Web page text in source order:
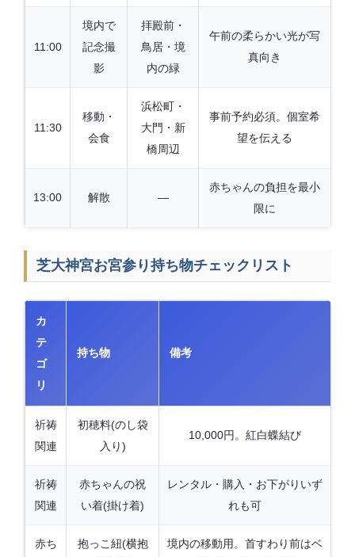
11:00
境内で
記念撮
影
拝殿前・
鳥居・境
内の緑
午前の柔らかい光が写
真向き
11:30
移動・
会食
浜松町・
大門・新
橋周辺
事前予約必須。個室希
望を伝える
13:00 解散 —
赤ちゃんの負担を最小
限に
芝大神宮お宮参り持ち物チェックリスト
カ
テ
ゴ
リ
持ち物 備考
祈祷
関連
初穂料(のし袋
入り)
10,000円。紅白蝶結び
祈祷
関連
赤ちゃんの祝
い着(掛け着)
レンタル・購入・お下がりいず
れも可
赤ち
抱っこ紐(横抱
境内の移動用。首すわり前はベ